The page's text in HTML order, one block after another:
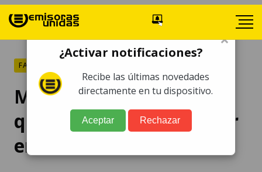
FARÁNDULA
Miss Universo: las reinas
que dieron de qué hablar
en este 2023
×
¿Activar notificaciones?
Recibe las últimas novedades
directamente en tu dispositivo.
Aceptar Rechazar